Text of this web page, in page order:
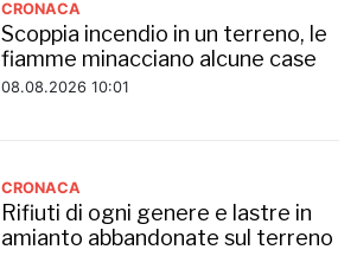
CRONACA
Scoppia incendio in un terreno, le
fiamme minacciano alcune case
08.08.2026 10:01
CRONACA
Rifiuti di ogni genere e lastre in
amianto abbandonate sul terreno